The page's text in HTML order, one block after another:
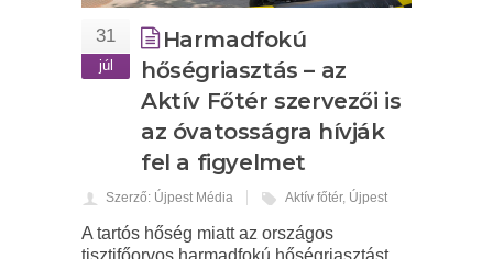
31
júl
Harmadfokú
hőségriasztás – az
Aktív Főtér szervezői is
az óvatosságra hívják
fel a figyelmet
Szerző: Újpest Média Aktív főtér, Újpest
A tartós hőség miatt az országos